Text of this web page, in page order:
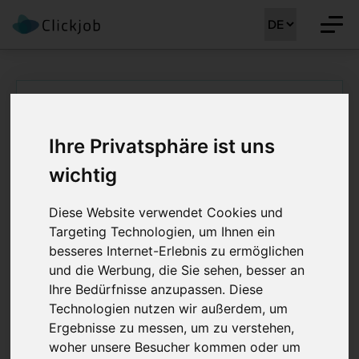
Ihre Privatsphäre ist uns
wichtig
Diese Website verwendet Cookies und
Targeting Technologien, um Ihnen ein
besseres Internet-Erlebnis zu ermöglichen
und die Werbung, die Sie sehen, besser an
Ihre Bedürfnisse anzupassen. Diese
Technologien nutzen wir außerdem, um
Ergebnisse zu messen, um zu verstehen,
woher unsere Besucher kommen oder um
Spezialpflege:
Gruppenleiter
Notfallmedizin 80 -
100%
Job Details: Gesundheitsberufe Jobs